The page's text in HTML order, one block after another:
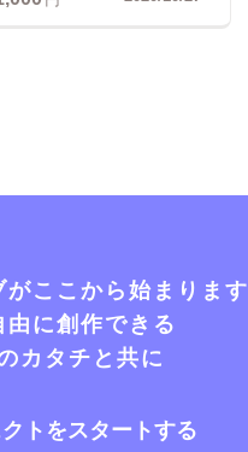
ここから始まります
に創作できる
カタチと共に
トをスタートする